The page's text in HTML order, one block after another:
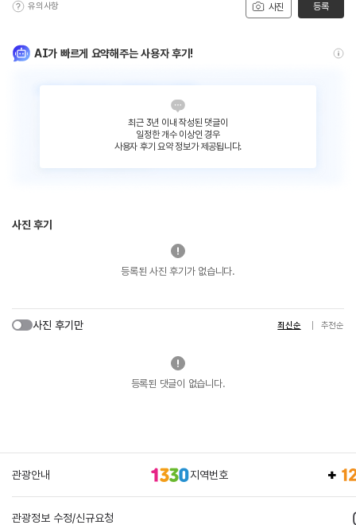
사진
유의사항 등록
AI가 빠르게 요약해주는 사용자 후기!
최근 3년 이내 작성된 댓글이
일정한 개수 이상인 경우
사용자 후기 요약 정보가 제공됩니다.
사진 후기
등록된 사진 후기가 없습니다.
사진 후기만 최신순 추천순
등록된 댓글이 없습니다.
관광안내 지역번호
관광정보 수정/신규요청